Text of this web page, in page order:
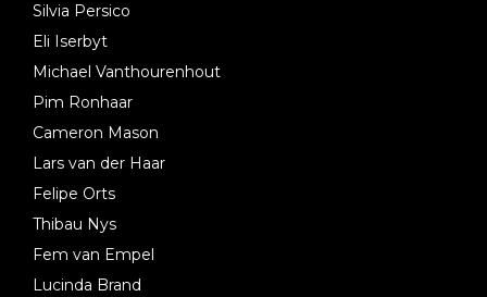
Silvia Persico
Eli Iserbyt
Michael Vanthourenhout
Pim Ronhaar
Cameron Mason
Lars van der Haar
Felipe Orts
Thibau Nys
Fem van Empel
Lucinda Brand